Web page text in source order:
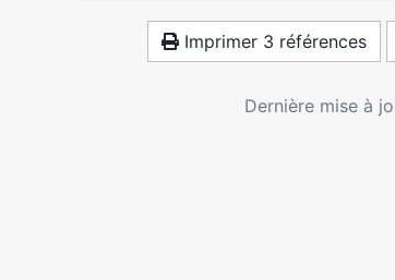
Imprimer 3 références
Dernière mise à